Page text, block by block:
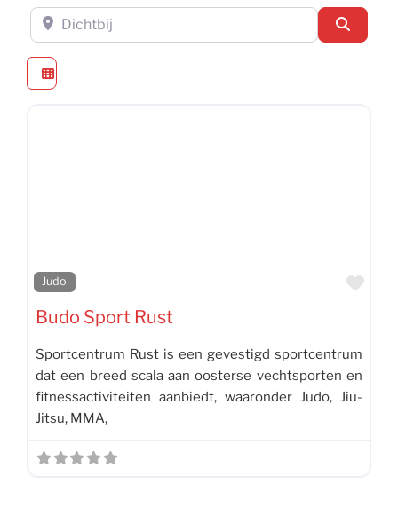
Dichtbij
Judo
Budo Sport Rust
Sportcentrum Rust is een gevestigd sportcentrum
dat een breed scala aan oosterse vechtsporten en
fitnessactiviteiten aanbiedt, waaronder Judo, Jiu-
Jitsu, MMA,